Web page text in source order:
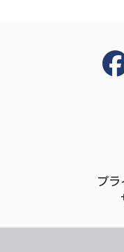
プ